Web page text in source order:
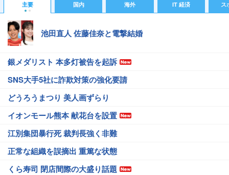
主要 国内 海外 IT 経済 ス
池田直人 佐藤佳奈と電撃結婚
銀メダリスト 本多灯被告を起訴
SNS大手5社に詐欺対策の強化要請
どうろうまつり 美人画ずらり
イオンモール熊本 献花台を設置
江別集団暴行死 裁判長強く非難
正常な組織を誤摘出 重篤な状態
くら寿司 閉店間際の大盛り話題